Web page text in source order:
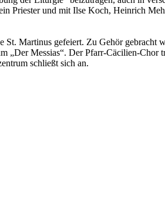
Priester und mit Ilse Koch, Heinrich
Martinus gefeiert. Zu Gehör gebracht
„Der Messias“. Der Pfarr-Cäcilien-
schließt sich an.